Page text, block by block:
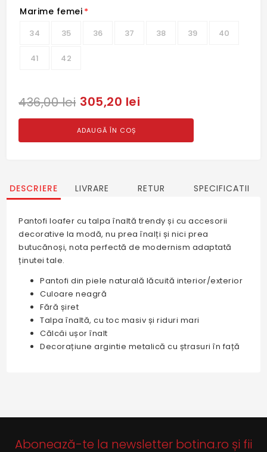
Marime femei *
34 35 36 37 38 39 40
41 42
436,00 lei 305,20 lei
ADAUGĂ ÎN COȘ
DESCRIERE LIVRARE RETUR SPECIFICATII
Pantofi loafer cu talpa înaltă trendy și cu accesorii
decorative la modă, nu prea înalți și nici prea
butucănoși, nota perfectă de modernism adaptată
ținutei tale.
Pantofi din piele naturală lăcuită interior/exterior
Culoare neagră
Fără șiret
Talpa înaltă, cu toc masiv și riduri mari
Călcâi ușor înalt
Decorațiune argintie metalică cu ștrasuri în față
Abonează-te la newsletter botina.ro și fii